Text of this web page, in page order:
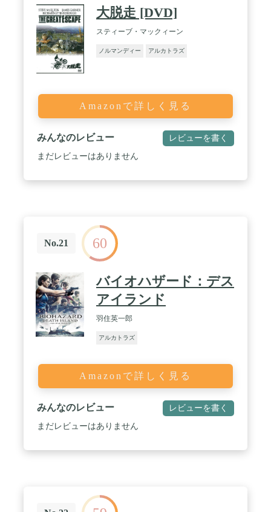
大脱走 [DVD]
スティーブ・マックィーン
ノルマンディー アルカトラズ
Amazonで詳しく見る
みんなのレビュー レビューを書く
まだレビューはありません
No.21 60
バイオハザード：デス
アイランド
羽住英一郎
アルカトラズ
Amazonで詳しく見る
みんなのレビュー レビューを書く
まだレビューはありません